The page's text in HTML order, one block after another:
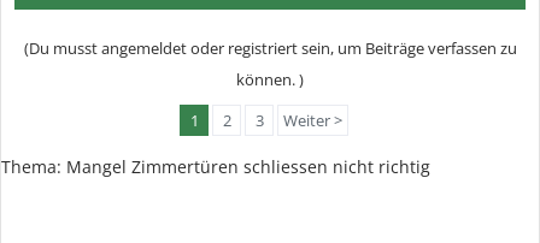
(Du musst angemeldet oder registriert sein, um Beiträge verfassen zu
können. )
1
2 3 Weiter >
Thema: Mangel Zimmertüren schliessen nicht richtig